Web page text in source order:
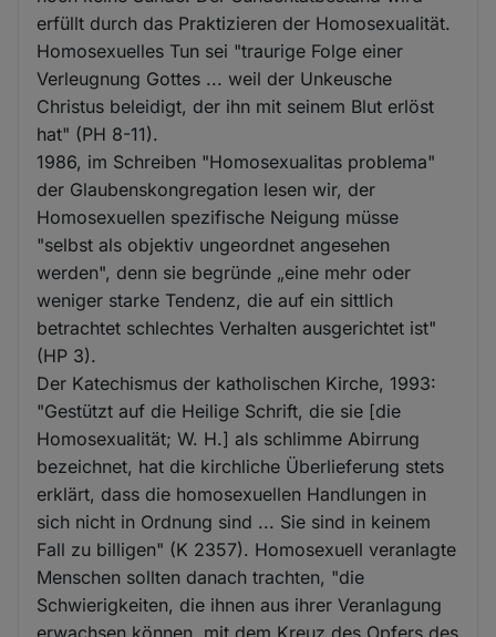
erfüllt durch das Praktizieren der Homosexualität.
Homosexuelles Tun sei "traurige Folge einer
Verleugnung Gottes ... weil der Unkeusche
Christus beleidigt, der ihn mit seinem Blut erlöst
hat" (PH 8-11).
1986, im Schreiben "Homosexualitas problema"
der Glaubenskongregation lesen wir, der
Homosexuellen spezifische Neigung müsse
"selbst als objektiv ungeordnet angesehen
werden", denn sie begründe „eine mehr oder
weniger starke Tendenz, die auf ein sittlich
betrachtet schlechtes Verhalten ausgerichtet ist"
(HP 3).
Der Katechismus der katholischen Kirche, 1993:
"Gestützt auf die Heilige Schrift, die sie [die
Homosexualität; W. H.] als schlimme Abirrung
bezeichnet, hat die kirchliche Überlieferung stets
erklärt, dass die homosexuellen Handlungen in
sich nicht in Ordnung sind ... Sie sind in keinem
Fall zu billigen" (K 2357). Homosexuell veranlagte
Menschen sollten danach trachten, "die
Schwierigkeiten, die ihnen aus ihrer Veranlagung
erwachsen können, mit dem Kreuz des Opfers des